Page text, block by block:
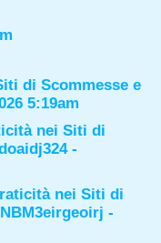
di Scommesse e
5:19am
nei Siti di
-
nei Siti di
NBM3eirgeoirj -